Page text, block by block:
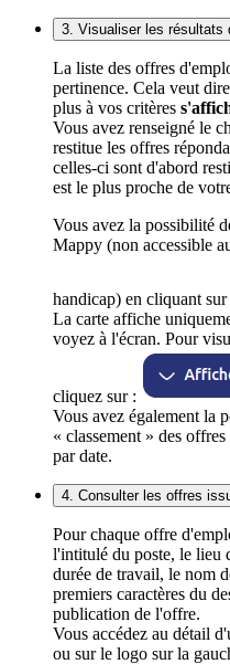
3. Visualiser les résultats
La liste des offres
pertinence. Cela veut
plus à vos critères
Vous avez renseigné le
restitue les offres
celles-ci sont d'abord
est le plus proche de
Vous avez la possibilité
Mappy (non accessible
handicap) en cliquant sur
La carte affiche
voyez à l'écran. Pour
cliquez sur :
Vous avez également la
« classement » des
par date.
4. Consulter les offres
Pour chaque offre
l'intitulé du poste, le lieu
durée de travail, le nom
premiers caractères du
publication de l'offre.
Vous accédez au détail
ou sur le logo sur la